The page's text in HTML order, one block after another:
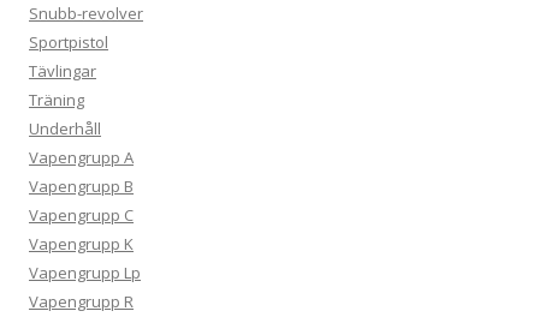
Snubb-revolver
Sportpistol
Tävlingar
Träning
Underhåll
Vapengrupp A
Vapengrupp B
Vapengrupp C
Vapengrupp K
Vapengrupp Lp
Vapengrupp R